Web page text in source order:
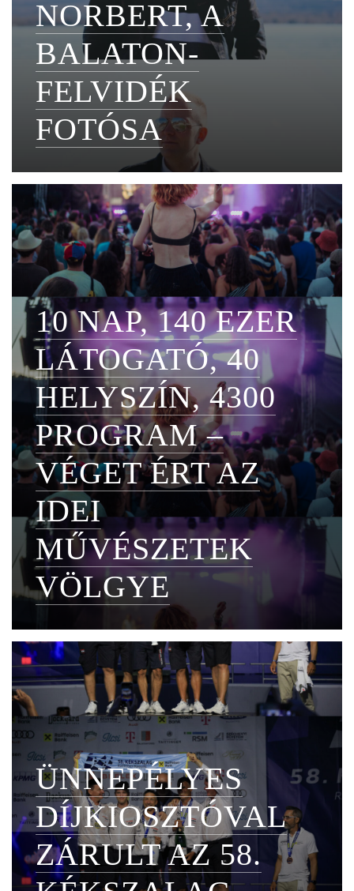
NORBERT, A
BALATON-
FELVIDÉK
FOTÓSA
10 NAP, 140 EZER
LÁTOGATÓ, 40
HELYSZÍN, 4300
PROGRAM –
VÉGET ÉRT AZ
IDEI
MŰVÉSZETEK
VÖLGYE
ÜNNEPÉLYES
DÍJKIOSZTÓVAL
ZÁRULT AZ 58.